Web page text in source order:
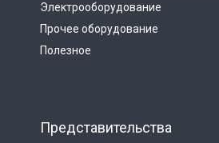
Электрооборудование
Прочее оборудование
Полезное
Представительства